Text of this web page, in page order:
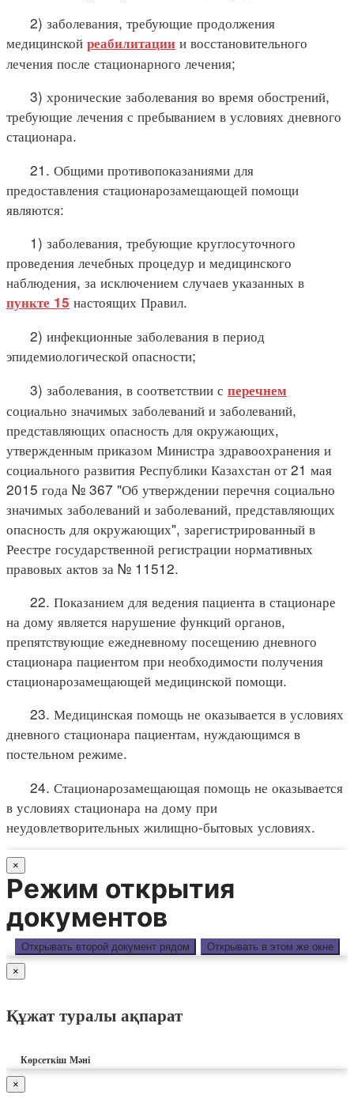
2) заболевания, требующие продолжения
медицинской реабилитации и восстановительного
лечения после стационарного лечения;
3) хронические заболевания во время обострений,
требующие лечения с пребыванием в условиях дневного
стационара.
21. Общими противопоказаниями для
предоставления стационарозамещающей помощи
являются:
1) заболевания, требующие круглосуточного
проведения лечебных процедур и медицинского
наблюдения, за исключением случаев указанных в
пункте 15 настоящих Правил.
2) инфекционные заболевания в период
эпидемиологической опасности;
3) заболевания, в соответствии с перечнем
социально значимых заболеваний и заболеваний,
представляющих опасность для окружающих,
утвержденным приказом Министра здравоохранения и
социального развития Республики Казахстан от 21 мая
2015 года № 367 "Об утверждении перечня социально
значимых заболеваний и заболеваний, представляющих
опасность для окружающих", зарегистрированный в
Реестре государственной регистрации нормативных
правовых актов за № 11512.
22. Показанием для ведения пациента в стационаре
на дому является нарушение функций органов,
препятствующие ежедневному посещению дневного
стационара пациентом при необходимости получения
стационарозамещающей медицинской помощи.
23. Медицинская помощь не оказывается в условиях
дневного стационара пациентам, нуждающимся в
постельном режиме.
24. Стационарозамещающая помощь не оказывается
в условиях стационара на дому при
неудовлетворительных жилищно-бытовых условиях.
×
Режим открытия
документов
Открывать второй документ рядом Открывать в этом же окне
×
Құжат туралы ақпарат
Көрсеткіш Мәні
×